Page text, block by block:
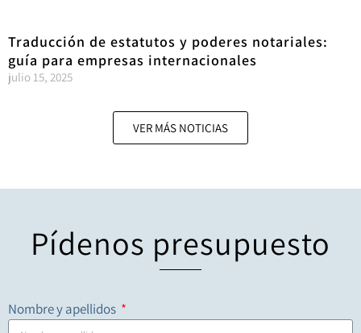
Traducción de estatutos y poderes notariales:
guía para empresas internacionales
julio 15, 2025
VER MÁS NOTICIAS
Pídenos presupuesto
Nombre y apellidos